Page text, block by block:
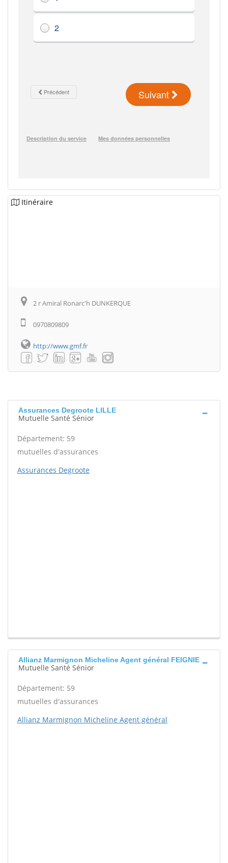
Itinéraire
2 r Amiral Ronarc'h DUNKERQUE
0970809809
http://www.gmf.fr
Assurances Degroote LILLE
Mutuelle Santé Sénior
Département: 59
mutuelles d'assurances
Assurances Degroote
Allianz Marmignon Micheline Agent général FEIGNIE
Mutuelle Santé Sénior
Département: 59
mutuelles d'assurances
Allianz Marmignon Micheline Agent général